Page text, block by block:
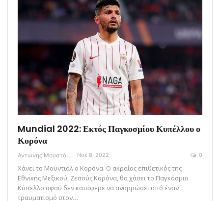
Mundial 2022: Εκτός Παγκοσμίου Κυπέλλου ο
Κορόνα
Αντώνης Μουστάκας Νοέ 8, 2022 0
Χάνει το Μουντιάλ ο Κορόνα. Ο ακραίος επιθετικός της
Εθνικής Μεξικού, Ζεσούς Κορόνα, θα χάσει το Παγκόσμιο
Κύπελλο αφού δεν κατάφερε να αναρρώσει από έναν
τραυματισμό στον…